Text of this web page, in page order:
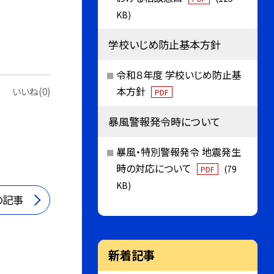
いいね(0)
事
KB)
学校いじめ防止基本方針
令和８年度 学校いじめ防止基
本方針
PDF
暴風警報発令時について
暴風・特別警報発令 地震発生
時の対応について
PDF
(79
KB)
新着記事